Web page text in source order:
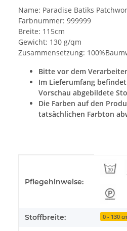
Name: Paradise Batiks
Farbnummer: 999999
Breite: 115cm
Gewicht: 130 g/qm
Zusammensetzung:
Bitte vor dem
Im Lieferumfang
Vorschau abgebildete
Die Farben auf den
tatsächlichen Farbton
Pflegehinweise:
Stoffbreite: 0 - 130